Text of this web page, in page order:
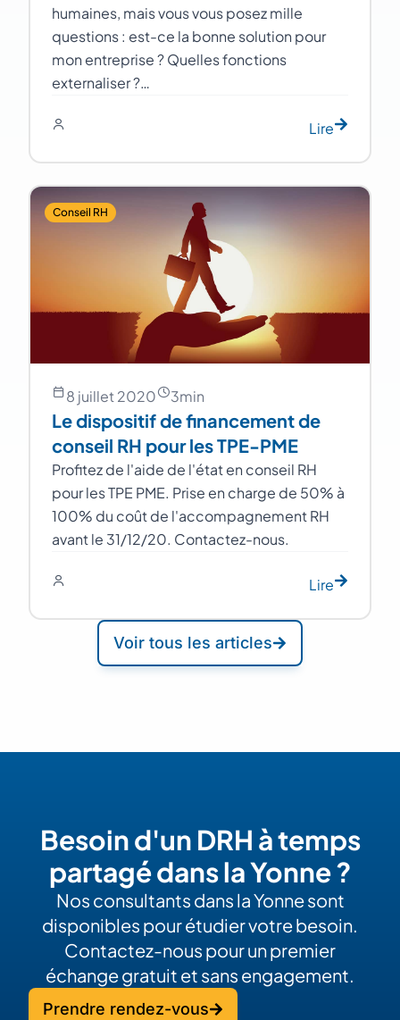
humaines, mais vous vous posez mille
questions : est-ce la bonne solution pour
mon entreprise ? Quelles fonctions
externaliser ?…
Lire
Conseil RH
8 juillet 2020 3min
Le dispositif de financement de
conseil RH pour les TPE-PME
Profitez de l'aide de l'état en conseil RH
pour les TPE PME. Prise en charge de 50% à
100% du coût de l'accompagnement RH
avant le 31/12/20. Contactez-nous.
Lire
Voir tous les articles
Besoin d'un DRH à temps
partagé dans la Yonne ?
Nos consultants dans la Yonne sont
disponibles pour étudier votre besoin.
Contactez-nous pour un premier
échange gratuit et sans engagement.
Prendre rendez-vous